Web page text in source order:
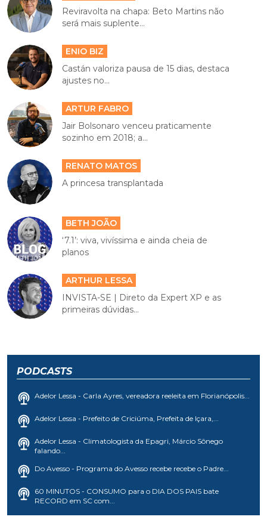
Reviravolta na chapa: Beto Martins não
será mais suplente...
ENIO BIZ
Castán valoriza pausa de 15 dias, destaca
ajustes no...
ARTUR FABRO
Jair Bolsonaro venceu praticamente
sozinho em 2018; a...
RENATO MATOS
A princesa transplantada
BETH JOÃO
‘7.1’: viva, vivíssima e ainda cheia de
planos
ARTHUR LESSA
INVISTA-SE | Direto da Expert XP e as
primeiras dúvidas...
PODCASTS
Adelor Lessa - Carla Ayres, vereadora reeleita em Florianópolis...
Adelor Lessa - Prefeito de Criciúma, Prefeita de Içara,...
Adelor Lessa - Climatologista da Epagri, Márcio Sônego
falando...
Do Avesso - Programa do Avesso recebe recebe o Padre...
60 MINUTOS - CONSUMO para o DIA DOS PAIS bate
RECORD em SC com...